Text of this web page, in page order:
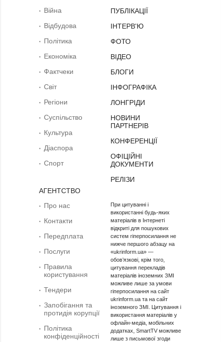
Війна
Відбудова
Політика
Економіка
Фактчеки
Світ
Регіони
Суcпільcтво
Культура
Діаcпора
Спорт
АГЕНТСТВО
Про нас
Контакти
Передплата
Послуги
Правила
користування
Тендери
Запобігання та
протидія корупції
Політика
конфіденційності
ПУБЛІКАЦІЇ
ІНТЕРВ'Ю
ФОТО
ВІДЕО
БЛОГИ
ІНФОГРАФІКА
ЛОНГРІДИ
НОВИНИ
ПАРТНЕРІВ
КОНФЕРЕНЦІЇ
ОФІЦІЙНІ
ДОКУМЕНТИ
РЕЛІЗИ
При цитуванні і
використанні будь-яких
матеріалів в Інтернеті
відкриті для пошукових
систем гіперпосилання не
нижче першого абзацу на
«ukrinform.ua» —
обов’язкові, крім того,
цитування перекладів
матеріалів іноземних ЗМІ
можливе лише за умови
гіперпосилання на сайт
ukrinform.ua та на сайт
іноземного ЗМІ. Цитування і
використання матеріалів у
офлайн-медіа, мобільних
додатках, SmartTV можливе
лише з письмової згоди